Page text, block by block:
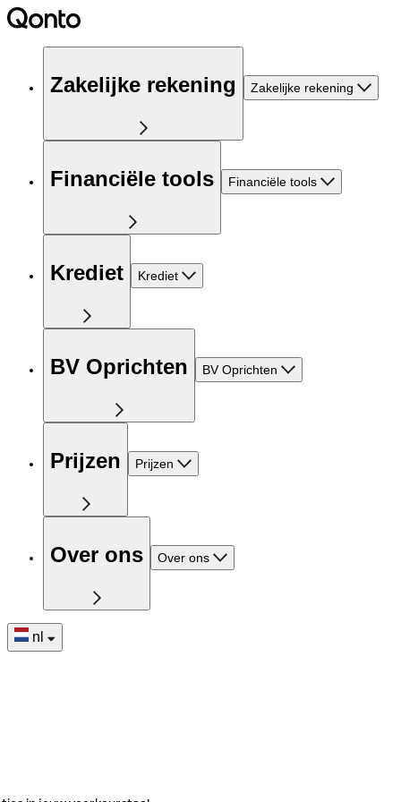
Zakelijke rekening Zakelijke rekening
Financiële tools Financiële tools
Krediet Krediet
BV Oprichten BV Oprichten
Prijzen Prijzen
Over ons Over ons
nl